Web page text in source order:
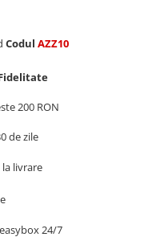
Codul AZZ10
200 RON
de zile
la livrare
24/7